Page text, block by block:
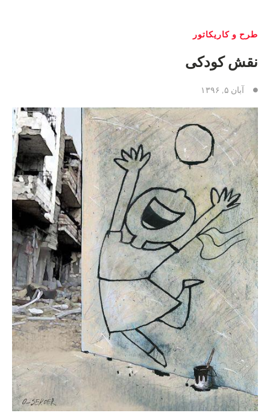
طرح و کاریکاتور
نقش کودکی
آبان ۵, ۱۳۹۶